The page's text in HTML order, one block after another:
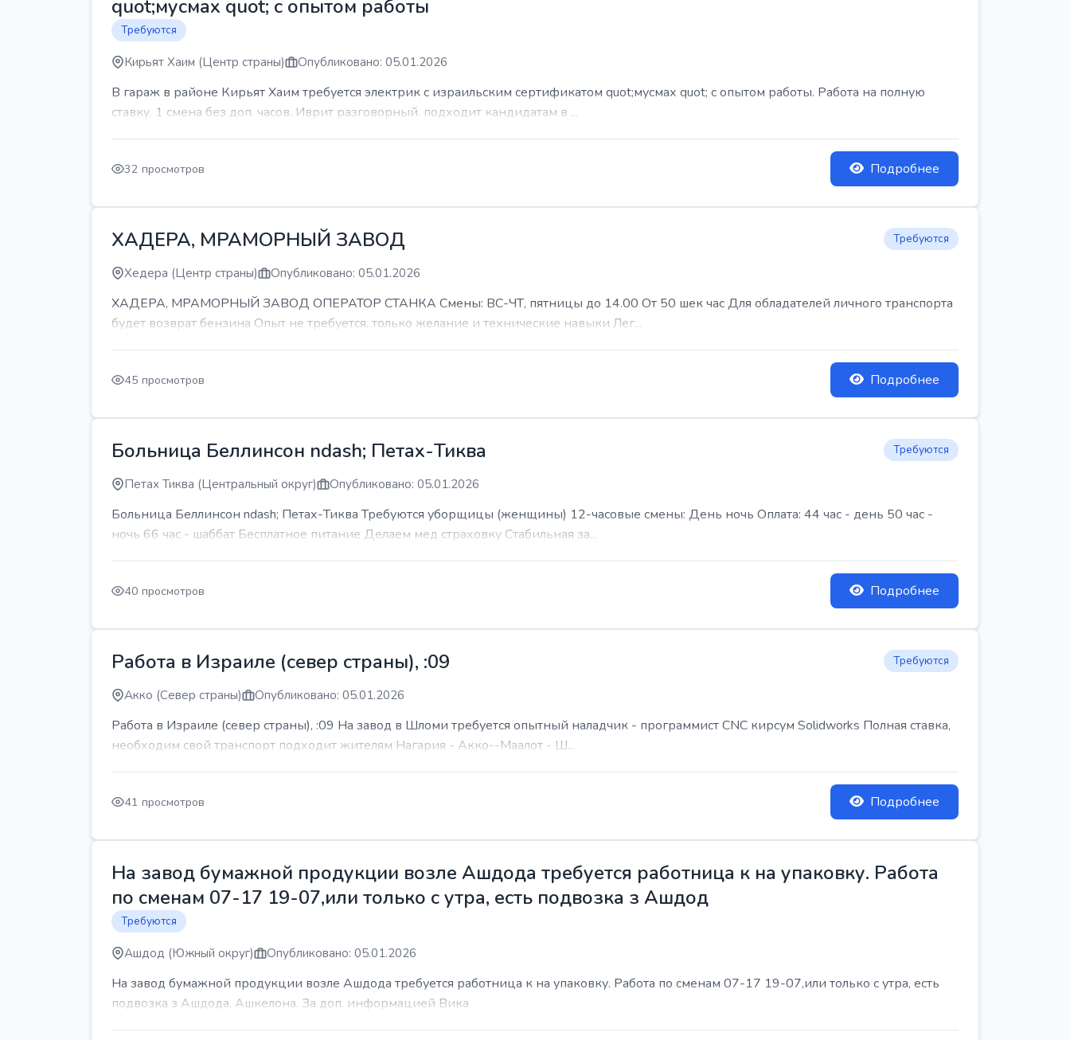
quot;мусмах quot; с опытом работы
Требуются
Кирьят Хаим (Центр страны) Опубликовано: 05.01.2026
В гараж в районе Кирьят Хаим требуется электрик с израильским сертификатом quot;мусмах quot; с опытом работы. Работа на полную
ставку. 1 смена без доп. часов. Иврит разговорный. подходит кандидатам в ...
32 просмотров Подробнее
ХАДЕРА, МРАМОРНЫЙ ЗАВОД Требуются
Хедера (Центр страны) Опубликовано: 05.01.2026
ХАДЕРА, МРАМОРНЫЙ ЗАВОД ОПЕРАТОР СТАНКА Смены: ВС-ЧТ, пятницы до 14.00 От 50 шек час Для обладателей личного транспорта
будет возврат бензина Опыт не требуется, только желание и технические навыки Лег...
45 просмотров Подробнее
Больница Беллинсон ndash; Петах-Тиква Требуются
Петах Тиква (Центральный округ) Опубликовано: 05.01.2026
Больница Беллинсон ndash; Петах-Тиква Требуются уборщицы (женщины) 12-часовые смены: День ночь Оплата: 44 час - день 50 час -
ночь 66 час - шаббат Бесплатное питание Делаем мед страховку Стабильная за...
40 просмотров Подробнее
Работа в Израиле (север страны), :09 Требуются
Акко (Север страны) Опубликовано: 05.01.2026
Работа в Израиле (север страны), :09 На завод в Шломи требуется опытный наладчик - программист CNC кирсум Solidworks Полная ставка,
необходим свой транспорт подходит жителям Нагария - Акко--Маалот - Ш...
41 просмотров Подробнее
На завод бумажной продукции возле Ашдода требуется работница к на упаковку. Работа
по сменам 07-17 19-07,или только с утра, есть подвозка з Ашдод
Требуются
Ашдод (Южный округ) Опубликовано: 05.01.2026
На завод бумажной продукции возле Ашдода требуется работница к на упаковку. Работа по сменам 07-17 19-07,или только с утра, есть
подвозка з Ашдода, Ашкелона. За доп. информацией Вика